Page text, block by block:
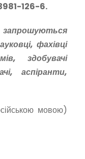
126-6.
фахівці
здобувачі
аспіранти,
мовою)